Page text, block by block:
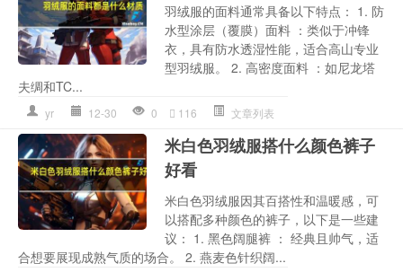
羽绒服的面料通常具备以下特点： 1. 防
水型涂层（覆膜）面料 ：类似于冲锋
衣，具有防水透湿性能，适合高山专业
型羽绒服。 2. 高密度面料 ：如尼龙塔
夫绸和TC...
yr 12-30 0 116 文章列表
米白色羽绒服搭什么颜色裤子
好看
米白色羽绒服因其百搭性和温暖感，可
以搭配多种颜色的裤子，以下是一些建
议： 1. 黑色阔腿裤 ： 经典且帅气，适
合想要展现成熟气质的场合。 2. 燕麦色针织阔...